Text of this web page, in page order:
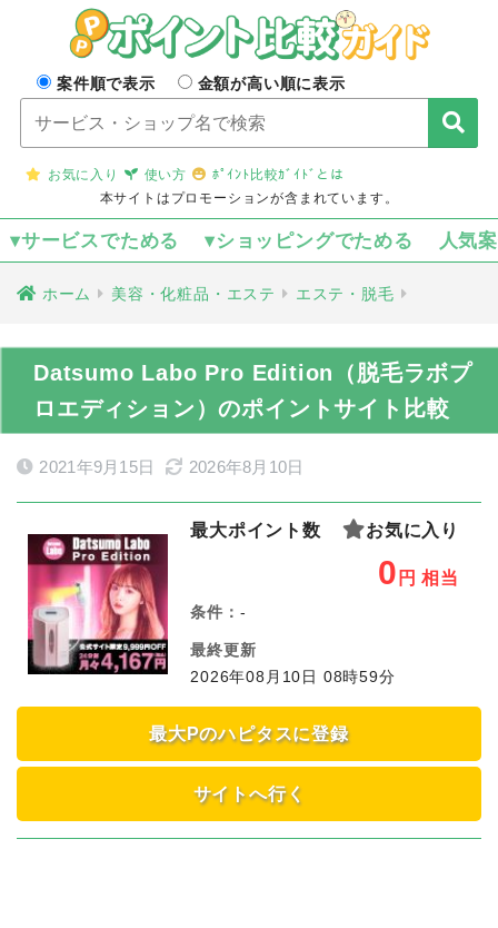
案件順で表示 金額が高い順に表示
お気に入り 使い方
ﾎﾟｲﾝﾄ比較ｶﾞｲﾄﾞとは
本サイトはプロモーションが含まれています。
▾サービスでためる ▾ショッピングでためる 人気
ホーム 美容・化粧品・エステ エステ・脱毛
Datsumo Labo Pro Edition（脱毛ラボプ
ロエディション）のポイントサイト比較
2021年9月15日 2026年8月10日
最大ポイント数 お気に入り
0 円 相当
条件： -
最終更新
2026年08月10日 08時59分
最大Pのハピタスに登録
サイトへ行く